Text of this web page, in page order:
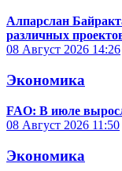
Алпарслан
различных
08 Август 2026 14:26
Экономика
FAO: В июле
08 Август 2026 11:50
Экономика